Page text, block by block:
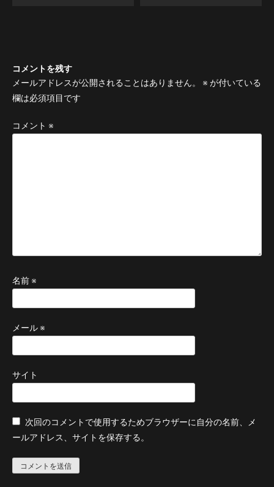
コメントを残す
メールアドレスが公開されることはありません。
※ が付いている
欄は必須項目です
コメント ※
名前※
メール※
サイト
次回のコメントで使用するためブラウザーに自分の名前、メ
ールアドレス、サイトを保存する。